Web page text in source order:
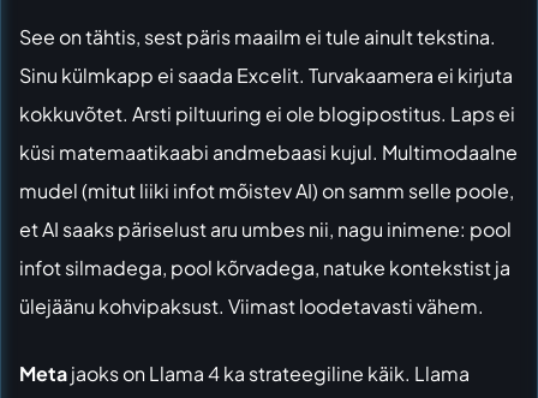
See on tähtis, sest päris maailm ei tule ainult tekstina.
Sinu külmkapp ei saada Excelit. Turvakaamera ei kirjuta
kokkuvõtet. Arsti piltuuring ei ole blogipostitus. Laps ei
küsi matemaatikaabi andmebaasi kujul. Multimodaalne
mudel (mitut liiki infot mõistev AI) on samm selle poole,
et AI saaks päriselust aru umbes nii, nagu inimene: pool
infot silmadega, pool kõrvadega, natuke kontekstist ja
ülejäänu kohvipaksust. Viimast loodetavasti vähem.
Metajaoks on Llama 4 ka strateegiline käik. Llama